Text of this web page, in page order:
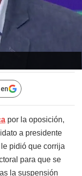
por la oposición,
a presidente
pidió que corrija
para que se
la suspensión